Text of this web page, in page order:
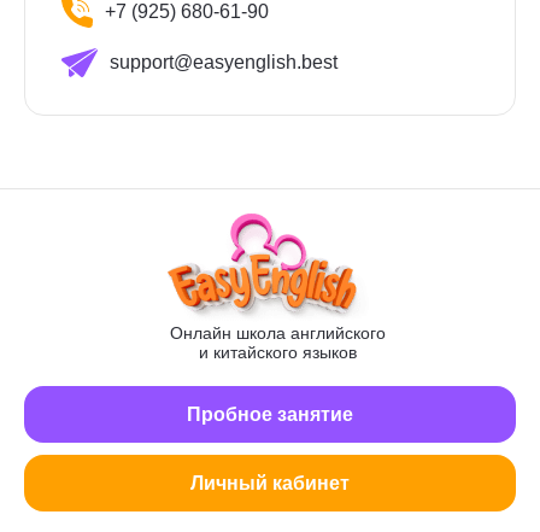
+7 (925) 680-61-90
support@easyenglish.best
Онлайн школа английского
и китайского языков
Пробное занятие
Личный кабинет